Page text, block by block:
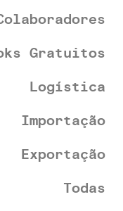
Gratuitos
Logística
Importação
Exportação
Todas